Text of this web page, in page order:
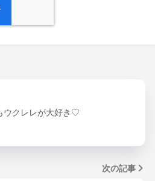
ウクレレが大好き♡
次の記事